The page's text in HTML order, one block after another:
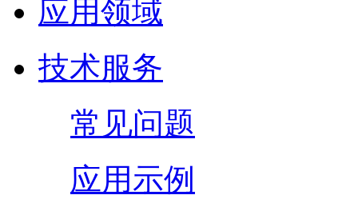
应用领域
技术服务
常见问题
应用示例